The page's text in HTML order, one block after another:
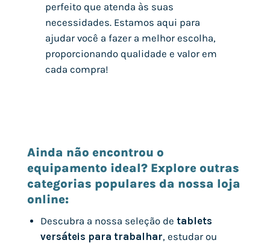
perfeito que atenda às suas
necessidades. Estamos aqui para
ajudar você a fazer a melhor escolha,
proporcionando qualidade e valor em
cada compra!
Ainda não encontrou o
equipamento ideal? Explore outras
categorias populares da nossa loja
online:
Descubra a nossa seleção de tablets
versáteis para trabalhar, estudar ou